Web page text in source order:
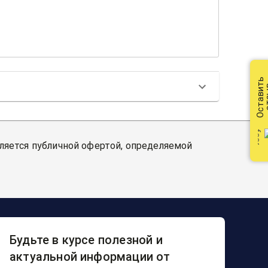
публичной офертой, определяемой
Будьте в курсе полезной и
актуальной информации от
Оставить